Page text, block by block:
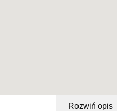
Rozwiń opis